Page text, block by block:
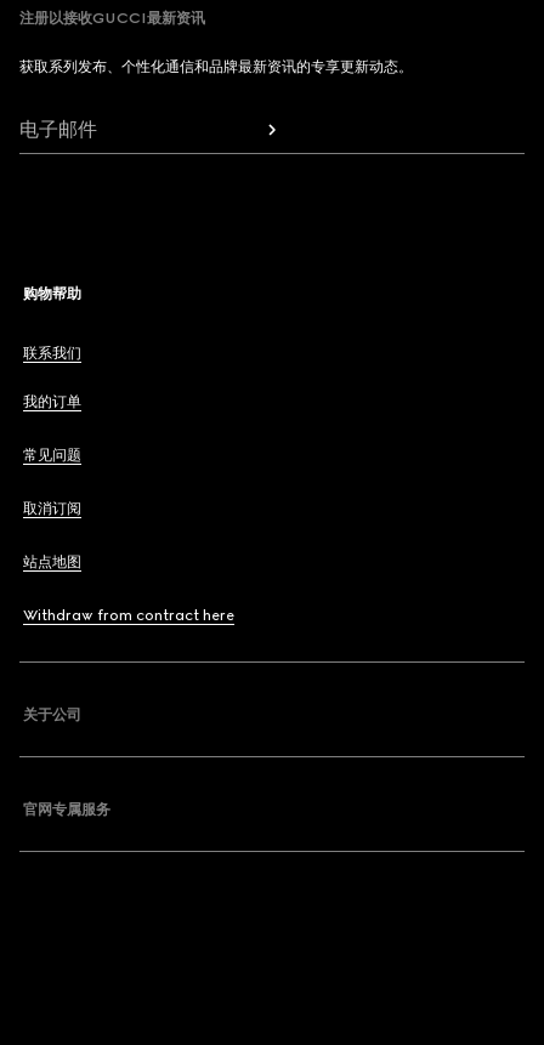
注册以接收GUCCI最新资讯
获取系列发布、个性化通信和品牌最新资讯的专享更新动态。
电子邮件
购物帮助
联系我们
我的订单
常见问题
取消订阅
站点地图
Withdraw from contract here
关于公司
官网专属服务